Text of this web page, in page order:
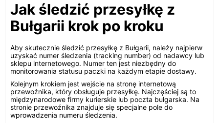
Jak śledzić przesyłkę z
Bułgarii krok po kroku
Aby skutecznie śledzić przesyłkę z Bułgarii, należy najpierw
uzyskać numer śledzenia (tracking number) od nadawcy lub
sklepu internetowego. Numer ten jest niezbędny do
monitorowania statusu paczki na każdym etapie dostawy.
Kolejnym krokiem jest wejście na stronę internetową
przewoźnika, który obsługuje przesyłkę. Najczęściej są to
międzynarodowe firmy kurierskie lub poczta bułgarska. Na
stronie przewoźnika znajduje się specjalne pole do
wprowadzenia numeru śledzenia.